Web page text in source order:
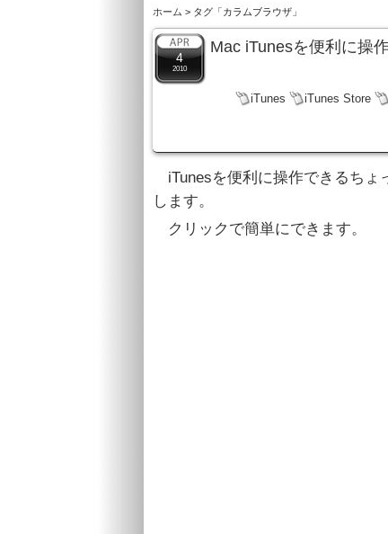
ホーム > タグ「カラムブラウザ」
4
2010
Mac iTunesを便利に操
iTunes iTunes Store
iTunesを便利に操作できるちょ
します。
クリックで簡単にできます。